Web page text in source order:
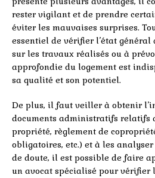
rester vigilant et de prendre
éviter les mauvaises surprises.
essentiel de vérifier l’état général
sur les travaux réalisés ou à
approfondie du logement est
sa qualité et son potentiel.
De plus, il faut veiller à obtenir
documents administratifs relatifs
propriété, règlement de
obligatoires, etc.) et à les
de doute, il est possible de faire
un avocat spécialisé pour vérifier